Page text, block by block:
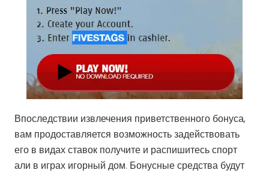
Впоследствии извлечения приветственного бонуса,
вам продоставляется возможность задействовать
его в видах ставок получите и распишитесь спорт
али в играх игорный дом. Бонусные средства будут